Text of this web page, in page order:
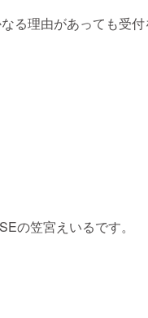
る理由があっても受付
の笠宮えいるです。